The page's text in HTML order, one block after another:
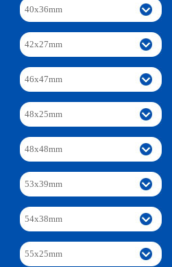
40x36mm
42x27mm
46x47mm
48x25mm
48x48mm
53x39mm
54x38mm
55x25mm